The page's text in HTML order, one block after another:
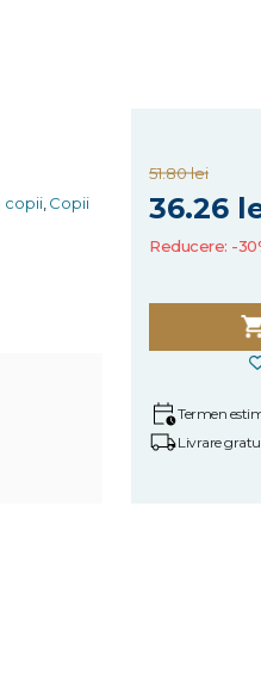
copii Copii
51.80 lei
36.26
Reducere: -
Termen
Livrare